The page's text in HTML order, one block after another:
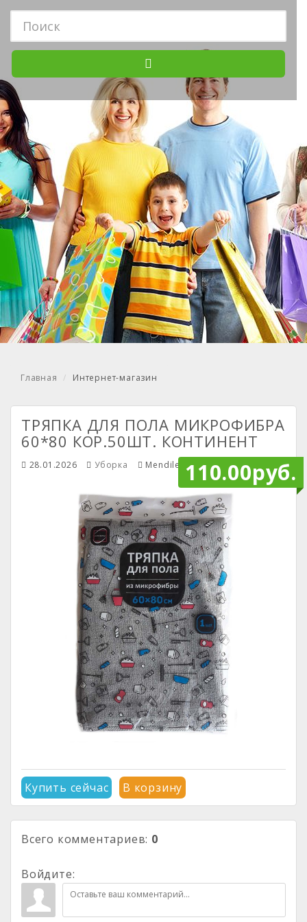
Главная Интернет-магазин
110.00руб.
ТРЯПКА ДЛЯ ПОЛА МИКРОФИБРА
60*80 КОР.50ШТ. КОНТИНЕНТ
28.01.2026 Уборка Mendiley
Купить сейчас В корзину
Всего комментариев: 0
Войдите: